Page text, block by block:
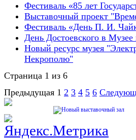
Фестиваль «85 лет
Выставочный проект
​​​Фестиваль «День П. И.
День Достоевского в
Новый ресурс музея
Некрополю"
Страница 1 из 6
Предыдущая 1 2 3 4 5 6